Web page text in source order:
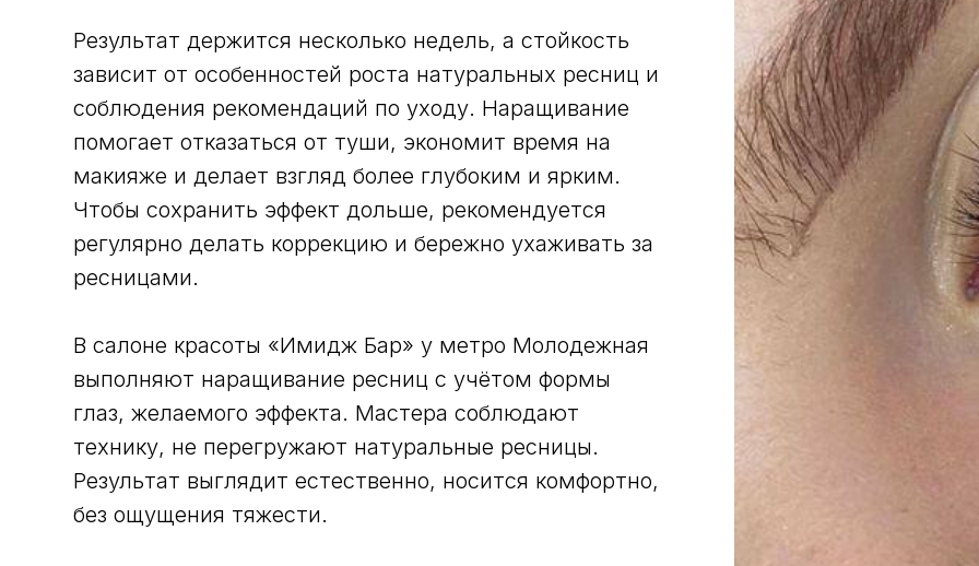
Результат держится несколько недель, а стойкость
зависит от особенностей роста натуральных ресниц и
соблюдения рекомендаций по уходу. Наращивание
помогает отказаться от туши, экономит время на
макияже и делает взгляд более глубоким и ярким.
Чтобы сохранить эффект дольше, рекомендуется
регулярно делать коррекцию и бережно ухаживать за
ресницами.
В салоне красоты «Имидж Бар» у метро Молодежная
выполняют наращивание ресниц с учётом формы
глаз, желаемого эффекта. Мастера соблюдают
технику, не перегружают натуральные ресницы.
Результат выглядит естественно, носится комфортно,
без ощущения тяжести.